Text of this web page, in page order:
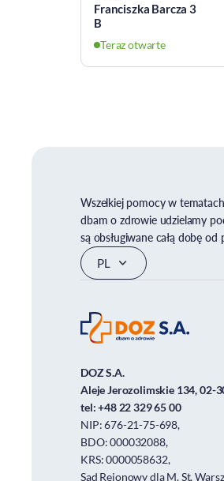
Franciszka Barcza 3
B
Teraz otwarte
Wszelkiej pomocy w
dbam o zdrowie udzielamy
są obsługiwane całą dobę od
DOZ S.A.
Aleje Jerozolimskie 134, 02-
tel:+48 22 329 65 00
NIP: 676-21-75-698,
BDO: 000032088,
KRS: 0000058632,
Sąd Rejonowy dla M. St.